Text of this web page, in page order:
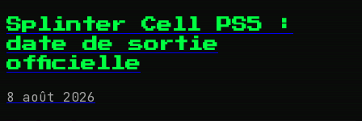
Splinter Cell PS5 :
date de sortie
officielle
8 août 2026